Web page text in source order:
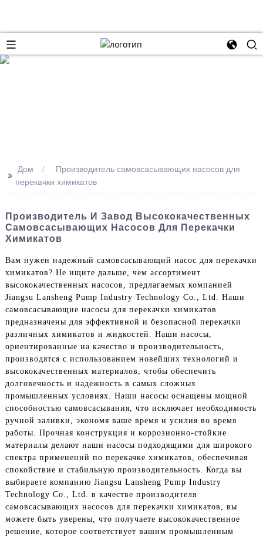
>> Дом
Производитель самовсасывающих насосов для
перекачки химикатов
Производитель И Завод Высококачественных
Самовсасывающих Насосов Для Перекачки
Химикатов
Вам нужен надежный самовсасывающий насос для перекачки
химикатов? Не ищите дальше, чем ассортимент
высококачественных насосов, предлагаемых компанией
Jiangsu Lansheng Pump Industry Technology Co., Ltd. Наши
самовсасывающие насосы для перекачки химикатов
предназначены для эффективной и безопасной перекачки
различных химикатов и жидкостей. Наши насосы,
ориентированные на качество и производительность,
производятся с использованием новейших технологий и
высококачественных материалов, чтобы обеспечить
долговечность и надежность в самых сложных
промышленных условиях. Наши насосы оснащены мощной
способностью самовсасывания, что исключает необходимость
ручной заливки, экономя ваше время и усилия во время
работы. Прочная конструкция и коррозионно-стойкие
материалы делают наши насосы подходящими для широкого
спектра применений по перекачке химикатов, обеспечивая
спокойствие и стабильную производительность. Когда вы
выбираете компанию Jiangsu Lansheng Pump Industry
Technology Co., Ltd. в качестве производителя
самовсасывающих насосов для перекачки химикатов, вы
можете быть уверены, что получаете высококачественное
решение, которое соответствует вашим промышленным